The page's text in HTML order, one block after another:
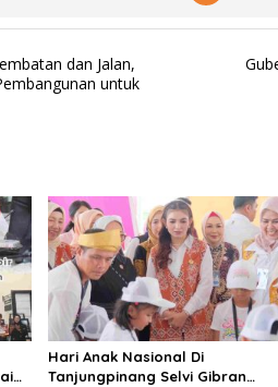
dan Jalan,
untuk
Hari Anak Nasional Di
Tanjungpinang Selvi Gibran